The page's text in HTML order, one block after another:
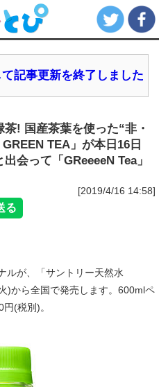
記事更新を終了しました
茶! 国産茶葉を使った“非・
TEA」が本日16日
会って「GReeeeN Tea」
[2019/4/16 14:58]
ルが、「サントリー天然水
)から全国で発売します。600mlペ
(税別)。